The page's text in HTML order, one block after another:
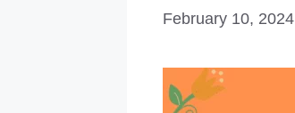
February 10, 2024